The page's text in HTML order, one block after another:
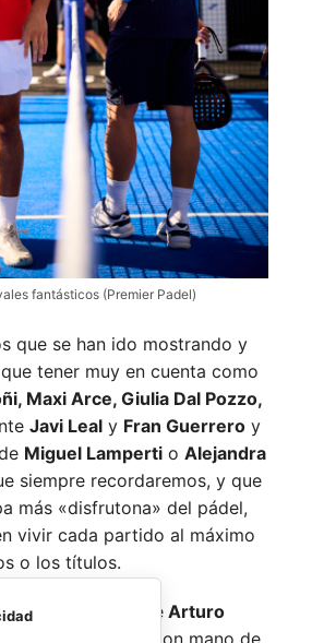
fantásticos (Premier Padel)
que se han ido mostrando y
tener muy en cuenta como
Maxi Arce, Giulia Dal Pozzo,
Javi Leal y Fran Guerrero y
Miguel Lamperti o Alejandra
siempre recordaremos, y que
más «disfrutona» del pádel,
vivir cada partido al máximo
o los títulos.
de olvidarnos de Arturo